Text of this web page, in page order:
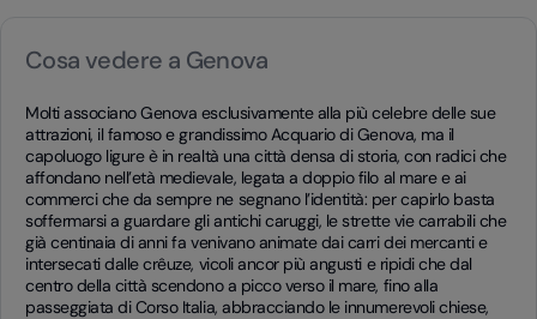
Cosa vedere a Genova
Molti associano Genova esclusivamente alla più celebre delle sue
attrazioni, il famoso e grandissimo Acquario di Genova, ma il
capoluogo ligure è in realtà una città densa di storia, con radici che
affondano nell’età medievale, legata a doppio filo al mare e ai
commerci che da sempre ne segnano l’identità: per capirlo basta
soffermarsi a guardare gli antichi caruggi, le strette vie carrabili che
già centinaia di anni fa venivano animate dai carri dei mercanti e
intersecati dalle crêuze, vicoli ancor più angusti e ripidi che dal
centro della città scendono a picco verso il mare, fino alla
passeggiata di Corso Italia, abbracciando le innumerevoli chiese,